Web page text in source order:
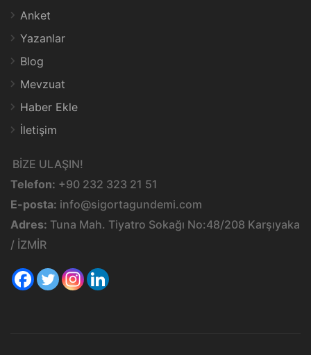
Anket
Yazanlar
Blog
Mevzuat
Haber Ekle
İletişim
BİZE ULAŞIN!
Telefon: +90 232 323 21 51
E-posta: info@sigortagundemi.com
Adres: Tuna Mah. Tiyatro Sokağı No:48/208 Karşıyaka
/ İZMİR